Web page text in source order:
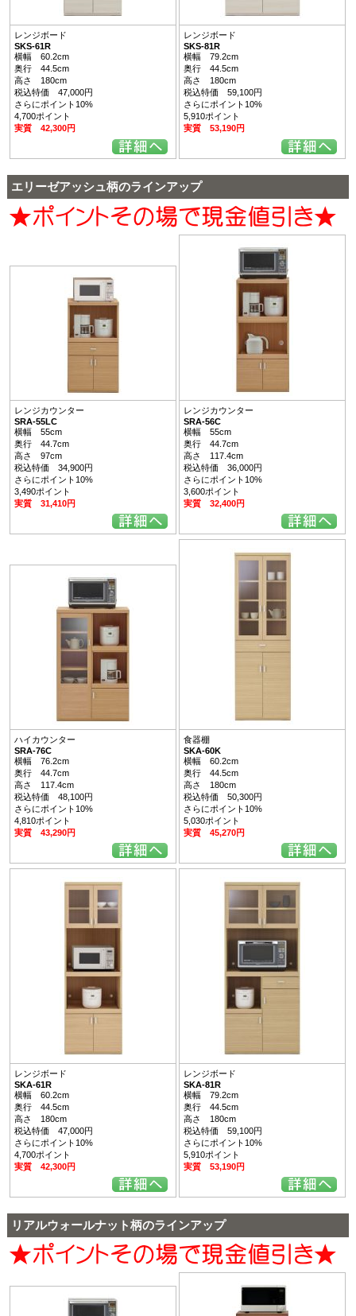
レンジボード
SKS-61R
横幅 60.2cm
奥行 44.5cm
高さ 180cm
税込特価 47,000円
さらにポイント10%
4,700ポイント
実質 42,300円
レンジボード
SKS-81R
横幅 79.2cm
奥行 44.5cm
高さ 180cm
税込特価 59,100円
さらにポイント10%
5,910ポイント
実質 53,190円
エリーゼアッシュ柄のラインアップ
レンジカウンター
SRA-55LC
横幅 55cm
奥行 44.7cm
高さ 97cm
税込特価 34,900円
さらにポイント10%
3,490ポイント
実質 31,410円
レンジカウンター
SRA-56C
横幅 55cm
奥行 44.7cm
高さ 117.4cm
税込特価 36,000円
さらにポイント10%
3,600ポイント
実質 32,400円
ハイカウンター
SRA-76C
横幅 76.2cm
奥行 44.7cm
高さ 117.4cm
税込特価 48,100円
さらにポイント10%
4,810ポイント
実質 43,290円
食器棚
SKA-60K
横幅 60.2cm
奥行 44.5cm
高さ 180cm
税込特価 50,300円
さらにポイント10%
5,030ポイント
実質 45,270円
レンジボード
SKA-61R
横幅 60.2cm
奥行 44.5cm
高さ 180cm
税込特価 47,000円
さらにポイント10%
4,700ポイント
実質 42,300円
レンジボード
SKA-81R
横幅 79.2cm
奥行 44.5cm
高さ 180cm
税込特価 59,100円
さらにポイント10%
5,910ポイント
実質 53,190円
リアルウォールナット柄のラインアップ